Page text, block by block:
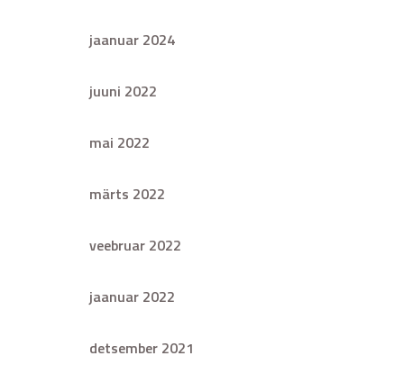
jaanuar 2024
juuni 2022
mai 2022
märts 2022
veebruar 2022
jaanuar 2022
detsember 2021